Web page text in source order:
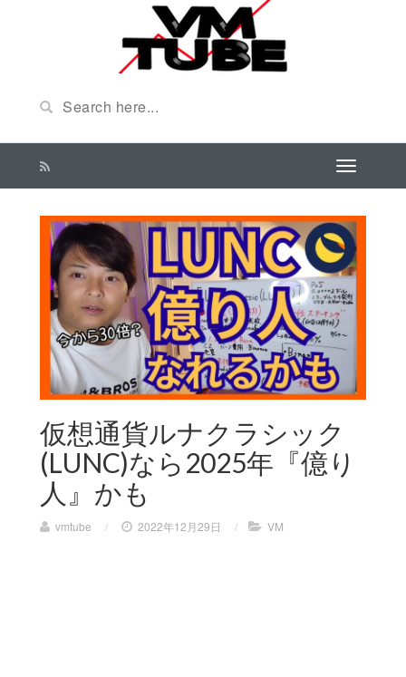
仮想通貨ルナクラシック
(LUNC)なら2025年『億り
人』かも
vmtube / 2022年12月29日 / VM